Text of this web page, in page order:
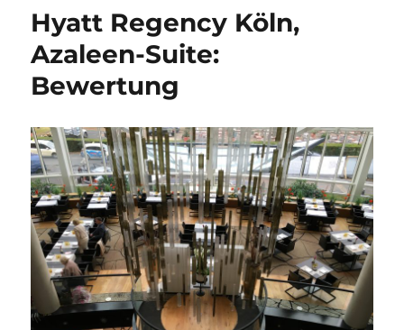
Regency
Suite:
Bewertung
Hyatt Regency Köln,
Azaleen-Suite:
Bewertung